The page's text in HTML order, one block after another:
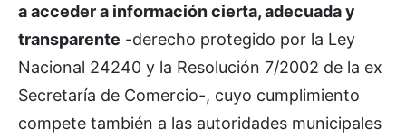
a acceder a información cierta, adecuada y
transparente -derecho protegido por la Ley
Nacional 24240 y la Resolución 7/2002 de la ex
Secretaría de Comercio-, cuyo cumplimiento
compete también a las autoridades municipales